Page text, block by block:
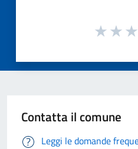
Contatta il comune
Leggi le domande